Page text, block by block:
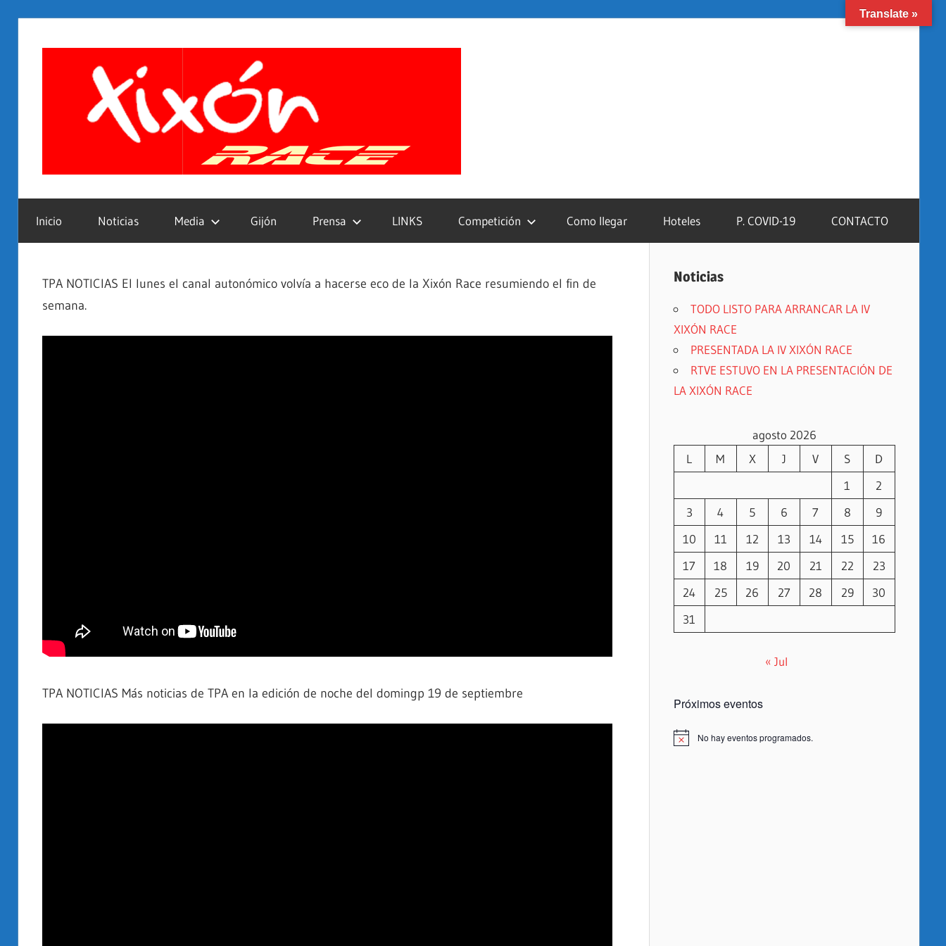
Inicio Noticias Media Gijón Prensa LINKS Competición Como llegar Hoteles P. COVID-19 CONTACTO
TPA NOTICIAS El lunes el canal autonómico volvía a hacerse eco de la Xixón Race resumiendo el fin de
semana.
TPA NOTICIAS Más noticias de TPA en la edición de noche del domingp 19 de septiembre
Noticias
TODO LISTO PARA ARRANCAR LA IV
XIXÓN RACE
PRESENTADA LA IV XIXÓN RACE
RTVE ESTUVO EN LA PRESENTACIÓN DE
LA XIXÓN RACE
agosto 2026
L
M X J V S
D
1
2
3
4 5 6 7 8
9
10
11 12 13 14 15
16
17
18 19 20 21 22
23
24
25 26 27 28 29
30
31
« Jul
Próximos eventos
Aviso No hay eventos programados.
Translate »